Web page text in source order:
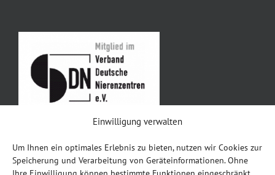
Einwilligung verwalten
Um Ihnen ein optimales Erlebnis zu bieten, nutzen wir Cookies zur
Speicherung und Verarbeitung von Geräteinformationen. Ohne
Impressum